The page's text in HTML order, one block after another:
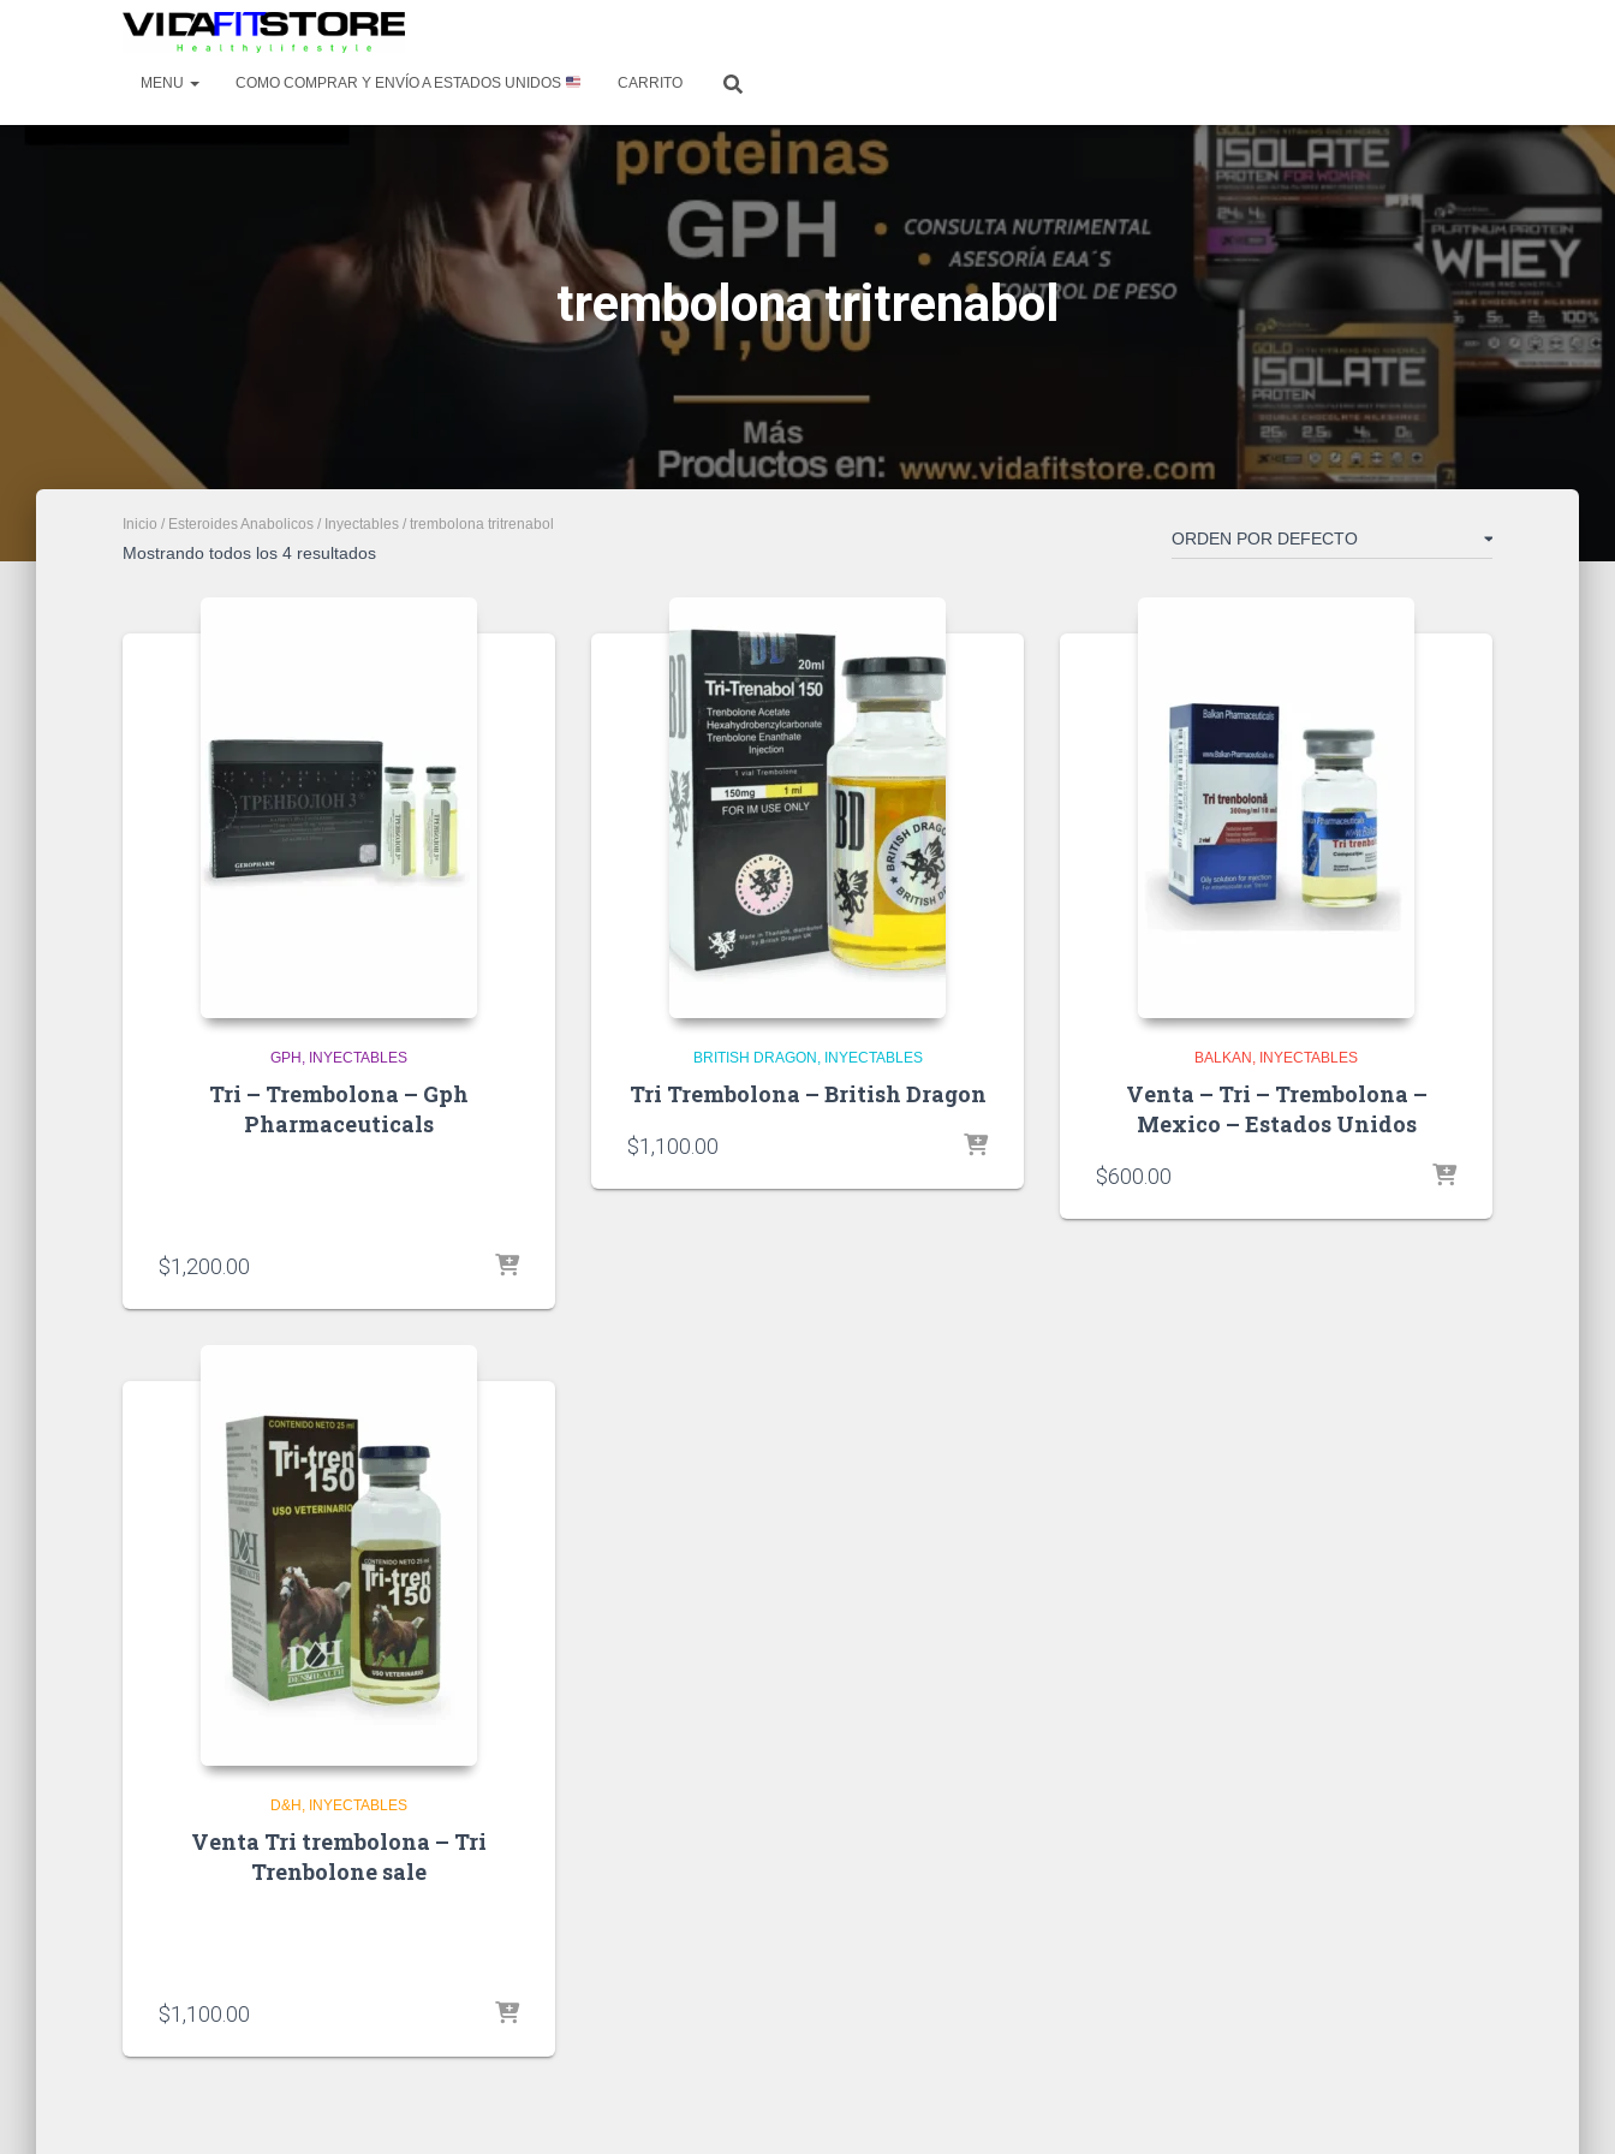
MENU COMO COMPRAR Y ENVÍO A ESTADOS UNIDOS CARRITO
trembolona tritrenabol
Inicio / Esteroides Anabolicos / Inyectables / trembolona tritrenabol
Mostrando todos los 4 resultados
GPH INYECTABLES
Tri – Trembolona – Gph
Pharmaceuticals
$1,200.00
BRITISH DRAGON INYECTABLES
Tri Trembolona – British Dragon
$1,100.00
BALKAN INYECTABLES
Venta – Tri – Trembolona –
Mexico – Estados Unidos
$600.00
D&H INYECTABLES
Venta Tri trembolona – Tri
Trenbolone sale
$1,100.00